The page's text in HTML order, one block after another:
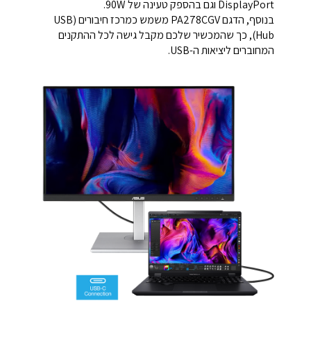
DisplayPort וגם בהספק טעינה של 90W.
בנוסף, הדגם PA278CGV משמש כמרכז חיבורים (USB
Hub), כך שהמכשיר שלכם מקבל גישה לכל ההתקנים
המחוברים ליציאות ה-USB.